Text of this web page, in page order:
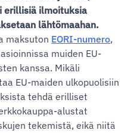
erillisiä ilmoituksia
lähtömaahan.
maksuton EORI-numero,
muiden EU-
kanssa. Mikäli
EU-maiden ulkopuolisiin
tehdä erilliset
alustat
tekemistä, eikä niitä